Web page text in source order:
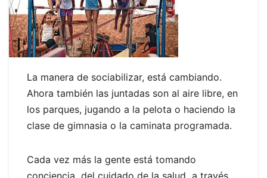
La manera de sociabilizar, está cambiando.
Ahora también las juntadas son al aire libre, en
los parques, jugando a la pelota o haciendo la
clase de gimnasia o la caminata programada.
Cada vez más la gente está tomando